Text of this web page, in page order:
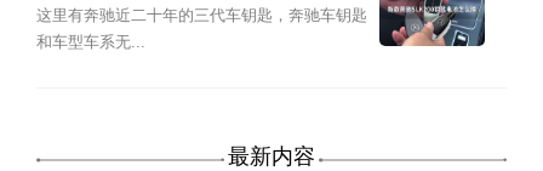
这里有奔驰近二十年的三代车钥匙，奔驰车钥匙
和车型车系无...
最新内容